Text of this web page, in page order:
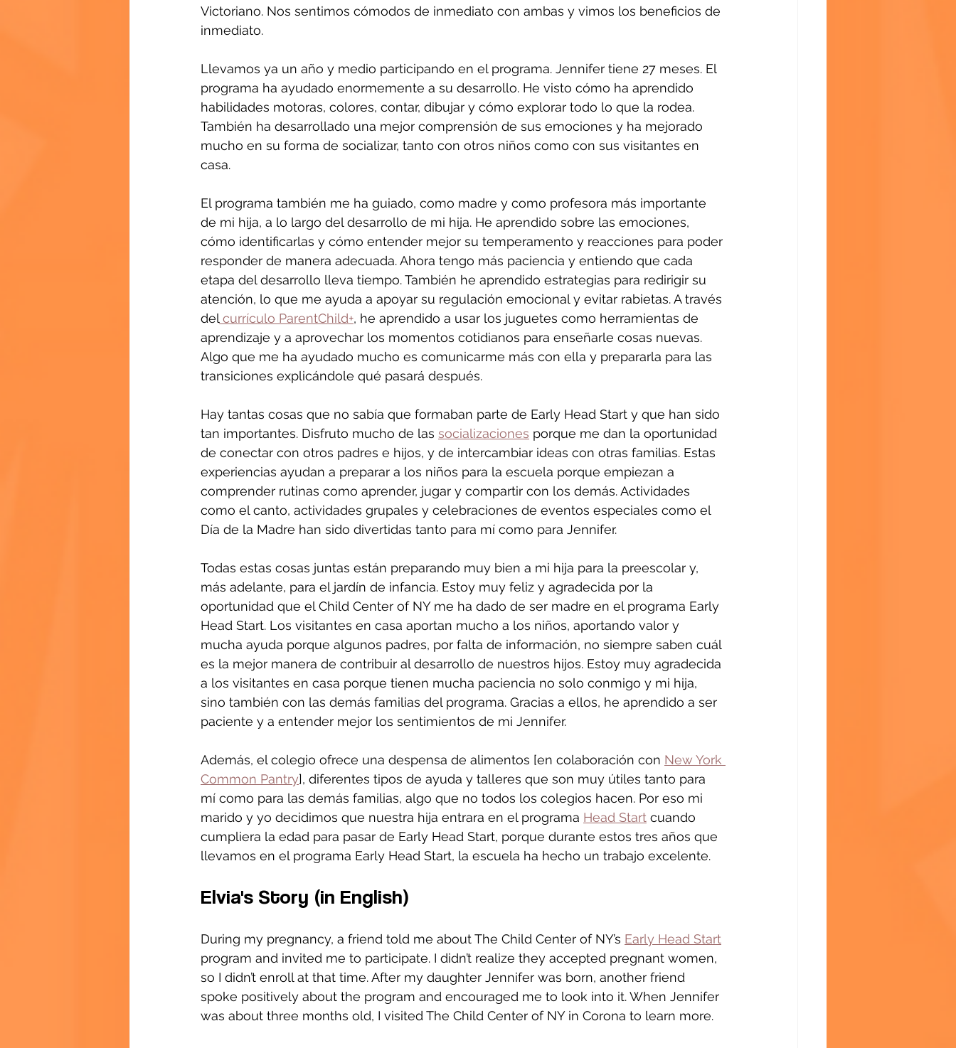
Victoriano. Nos sentimos cómodos de inmediato con ambas y vimos los beneficios de
inmediato.
Llevamos ya un año y medio participando en el programa. Jennifer tiene 27 meses. El
programa ha ayudado enormemente a su desarrollo. He visto cómo ha aprendido
habilidades motoras, colores, contar, dibujar y cómo explorar todo lo que la rodea.
También ha desarrollado una mejor comprensión de sus emociones y ha mejorado
mucho en su forma de socializar, tanto con otros niños como con sus visitantes en
casa.
El programa también me ha guiado, como madre y como profesora más importante
de mi hija, a lo largo del desarrollo de mi hija. He aprendido sobre las emociones,
cómo identificarlas y cómo entender mejor su temperamento y reacciones para poder
responder de manera adecuada. Ahora tengo más paciencia y entiendo que cada
etapa del desarrollo lleva tiempo. También he aprendido estrategias para redirigir su
atención, lo que me ayuda a apoyar su regulación emocional y evitar rabietas. A través
del currículo ParentChild+, he aprendido a usar los juguetes como herramientas de
aprendizaje y a aprovechar los momentos cotidianos para enseñarle cosas nuevas.
Algo que me ha ayudado mucho es comunicarme más con ella y prepararla para las
transiciones explicándole qué pasará después.
Hay tantas cosas que no sabía que formaban parte de Early Head Start y que han sido
tan importantes. Disfruto mucho de las socializaciones porque me dan la oportunidad
de conectar con otros padres e hijos, y de intercambiar ideas con otras familias. Estas
experiencias ayudan a preparar a los niños para la escuela porque empiezan a
comprender rutinas como aprender, jugar y compartir con los demás. Actividades
como el canto, actividades grupales y celebraciones de eventos especiales como el
Día de la Madre han sido divertidas tanto para mí como para Jennifer.
Todas estas cosas juntas están preparando muy bien a mi hija para la preescolar y,
más adelante, para el jardín de infancia. Estoy muy feliz y agradecida por la
oportunidad que el Child Center of NY me ha dado de ser madre en el programa Early
Head Start. Los visitantes en casa aportan mucho a los niños, aportando valor y
mucha ayuda porque algunos padres, por falta de información, no siempre saben cuál
es la mejor manera de contribuir al desarrollo de nuestros hijos. Estoy muy agradecida
a los visitantes en casa porque tienen mucha paciencia no solo conmigo y mi hija,
sino también con las demás familias del programa. Gracias a ellos, he aprendido a ser
paciente y a entender mejor los sentimientos de mi Jennifer.
Además, el colegio ofrece una despensa de alimentos [en colaboración con New York
Common Pantry], diferentes tipos de ayuda y talleres que son muy útiles tanto para
mí como para las demás familias, algo que no todos los colegios hacen. Por eso mi
marido y yo decidimos que nuestra hija entrara en el programa Head Start cuando
cumpliera la edad para pasar de Early Head Start, porque durante estos tres años que
llevamos en el programa Early Head Start, la escuela ha hecho un trabajo excelente.
Elvia's Story (in English)
During my pregnancy, a friend told me about The Child Center of NY’s Early Head Start
program and invited me to participate. I didn’t realize they accepted pregnant women,
so I didn’t enroll at that time. After my daughter Jennifer was born, another friend
spoke positively about the program and encouraged me to look into it. When Jennifer
was about three months old, I visited The Child Center of NY in Corona to learn more.